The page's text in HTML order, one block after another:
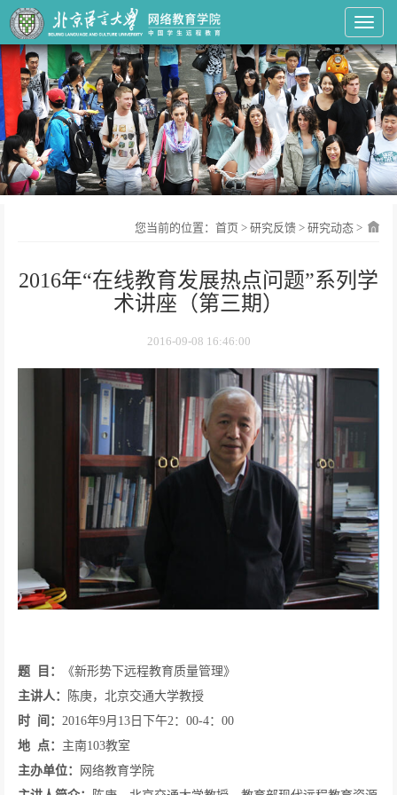
Toggle
您当前的位置： 首页 > 研究反馈 > 研究动态 >
2016年“在线教育发展热点问题”系列学
术讲座（第三期）
2016-09-08 16:46:00
题 目：
《新形势下远程教育质量管理》
主讲人：
陈庚，北京交通大学教授
时 间： 2016年9月 13 日下午2 ： 00-4： 00
地
点： 主南103教室
主办单位：
网络教育学院